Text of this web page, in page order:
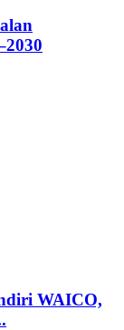
WAICO,